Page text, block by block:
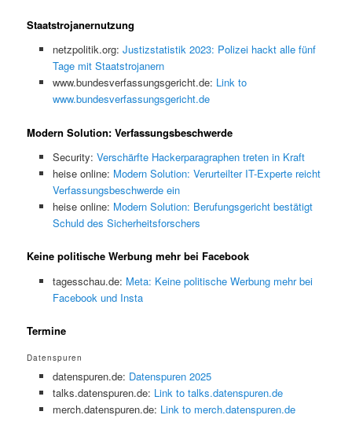
Staatstrojanernutzung
netzpolitik.org: Justizstatistik 2023: Polizei hackt alle fünf
Tage mit Staatstrojanern
www.bundesverfassungsgericht.de: Link to
www.bundesverfassungsgericht.de
Modern Solution: Verfassungsbeschwerde
Security: Verschärfte Hackerparagraphen treten in Kraft
heise online: Modern Solution: Verurteilter IT-Experte reicht
Verfassungsbeschwerde ein
heise online: Modern Solution: Berufungsgericht bestätigt
Schuld des Sicherheitsforschers
Keine politische Werbung mehr bei Facebook
tagesschau.de: Meta: Keine politische Werbung mehr bei
Facebook und Insta
Termine
Datenspuren
datenspuren.de: Datenspuren 2025
talks.datenspuren.de: Link to talks.datenspuren.de
merch.datenspuren.de: Link to merch.datenspuren.de